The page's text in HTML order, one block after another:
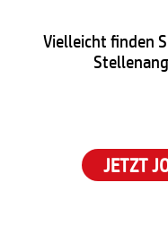
Vielleicht finden
JETZT